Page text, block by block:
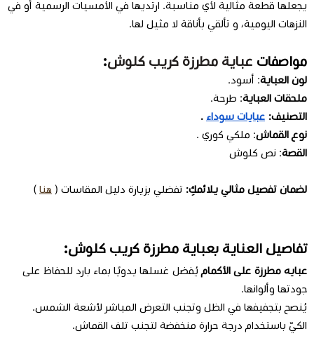
يجعلها قطعة مثالية لأي مناسبة. ارتديها في الأمسيات الرسمية أو في
النزهات اليومية، و تألقي بأناقة لا مثيل لها.
مواصفات عباية مطرزة كريب كلوش:
لون العباية: أسود.
ملحقات العباية: طرحة.
التصنيف: عبايات سوداء .
نوع القماش: ملكي كوري
القصة: نص كلوش
لضمان تفصيل مثالي يلائمكِ: تفضلي بزيارة دليل المقاسات ( هنا )
تفاصيل العناية بعباية مطرزة كريب كلوش:
عبايه مطرزة على الأكمام يُفضل غسلها يدويًا بماء بارد للحفاظ على
جودتها وألوانها.
يُنصح بتجفيفها في الظل وتجنب التعرض المباشر لأشعة الشمس.
الكيّ باستخدام درجة حرارة منخفضة لتجنب تلف القماش.